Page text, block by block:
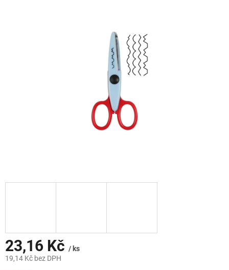
23,16 Kč / ks
19,14 Kč bez DPH